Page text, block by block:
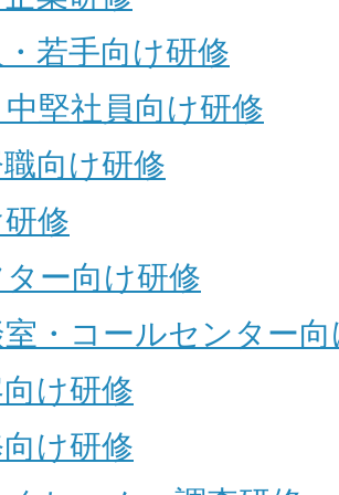
若手向け研修
堅社員向け研修
向け研修
修
ー向け研修
・コールセンター
け研修
け研修